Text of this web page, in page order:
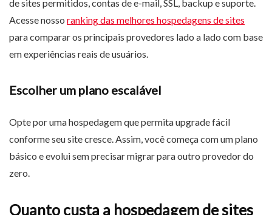
de sites permitidos, contas de e-mail, SSL, backup e suporte.
Acesse nosso ranking das melhores hospedagens de sites
para comparar os principais provedores lado a lado com base
em experiências reais de usuários.
Escolher um plano escalável
Opte por uma hospedagem que permita upgrade fácil
conforme seu site cresce. Assim, você começa com um plano
básico e evolui sem precisar migrar para outro provedor do
zero.
Quanto custa a hospedagem de sites